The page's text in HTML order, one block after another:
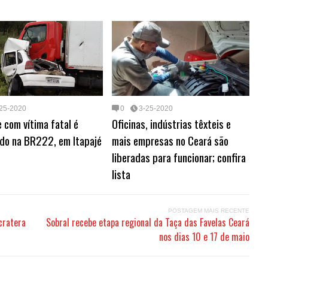
e
s
t
I
n
s
a
r
d
a
m
e
2020
com vítima fatal é
na BR222, em Itapajé
0 3-25-2020
Oficinas, indústrias têxteis e
mais empresas no Ceará são
liberadas para funcionar; confira
lista
POSTAGEM MAIS RECENTE
Sobral recebe etapa regional da Taça das Favelas Ceará
nos dias 10 e 17 de maio